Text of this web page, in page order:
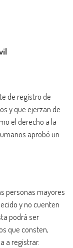
de registro de
y que ejerzan de
el derecho a la
aprobó un
personas mayores
y no cuenten
podrá ser
que consten,
a registrar.